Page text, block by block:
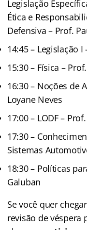
Legislação
Ética e
Defensiva – Prof.
14:45 – Legislação
15:30 – Física –
16:30 – Noções de
Loyane Neves
17:00 – LODF –
17:30 –
Sistemas
18:30 – Políticas
Galuban
Se você quer
revisão de véspera